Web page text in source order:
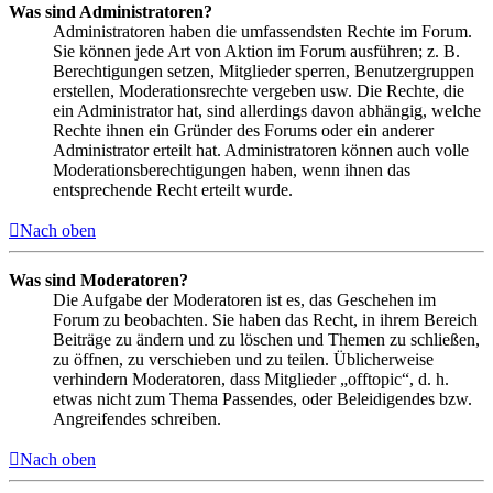
Was sind Administratoren?
Administratoren haben die umfassendsten Rechte im Forum.
Sie können jede Art von Aktion im Forum ausführen; z. B.
Berechtigungen setzen, Mitglieder sperren, Benutzergruppen
erstellen, Moderationsrechte vergeben usw. Die Rechte, die
ein Administrator hat, sind allerdings davon abhängig, welche
Rechte ihnen ein Gründer des Forums oder ein anderer
Administrator erteilt hat. Administratoren können auch volle
Moderationsberechtigungen haben, wenn ihnen das
entsprechende Recht erteilt wurde.
Nach oben
Was sind Moderatoren?
Die Aufgabe der Moderatoren ist es, das Geschehen im
Forum zu beobachten. Sie haben das Recht, in ihrem Bereich
Beiträge zu ändern und zu löschen und Themen zu schließen,
zu öffnen, zu verschieben und zu teilen. Üblicherweise
verhindern Moderatoren, dass Mitglieder „offtopic“, d. h.
etwas nicht zum Thema Passendes, oder Beleidigendes bzw.
Angreifendes schreiben.
Nach oben